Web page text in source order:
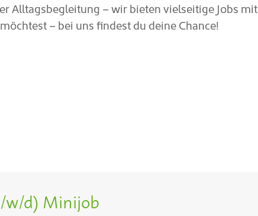
Alltagsbegleitung – wir bieten vielseitige Jobs
– bei uns findest du deine Chance!
w/d) Minijob